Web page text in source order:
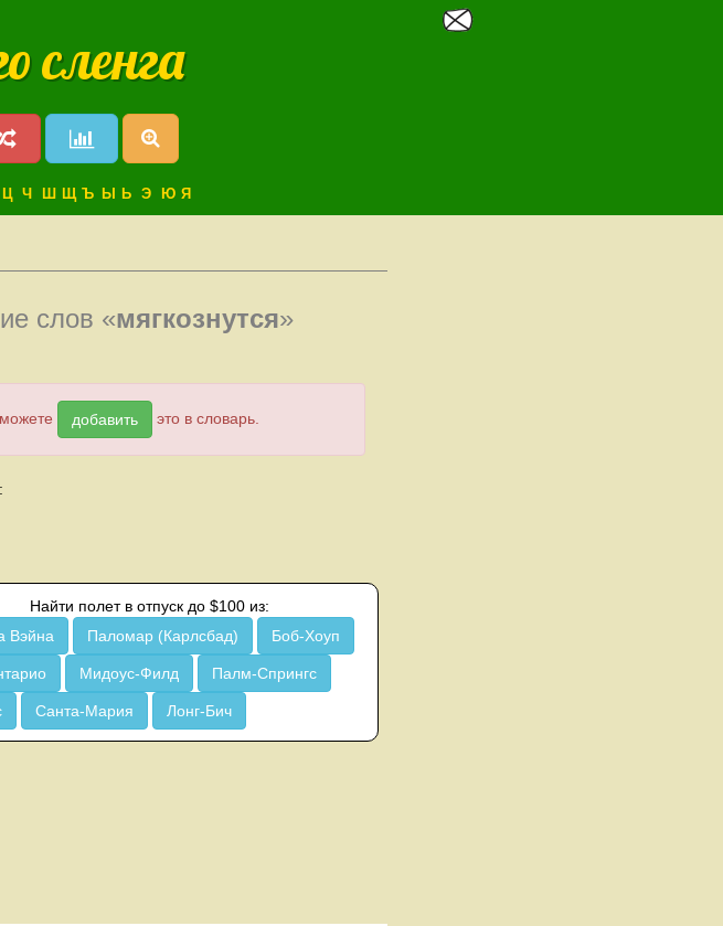
сленга
Ц Ч Ш Щ Ъ Ы Ь Э Ю Я
слов «мягкознутся»
добавить это в словарь.
Найти полет в отпуск до $100 из:
Вэйна
Паломар (Карлсбад) Боб-Хоуп
Мидоус-Филд Палм-Спрингс
Санта-Мария Лонг-Бич